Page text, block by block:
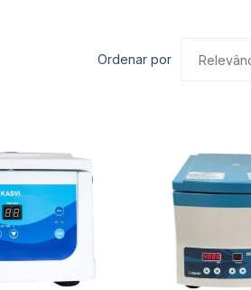
Ordenar por
Adicionar
lista
desejos
Adicionar
para
Comparar